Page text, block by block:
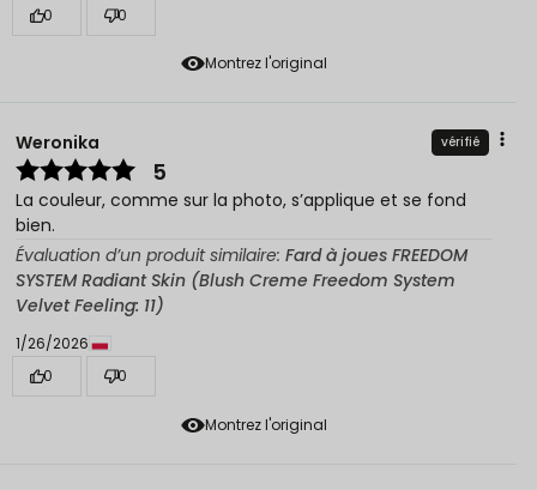
Montrez l'original
0
0
Montrez l'original
Weronika vérifié
5
La couleur, comme sur la photo, s’applique et se fond
bien.
Évaluation d’un produit similaire: Fard à joues FREEDOM
SYSTEM Radiant Skin (Blush Creme Freedom System
Velvet Feeling: 11)
1/26/2026
0
0